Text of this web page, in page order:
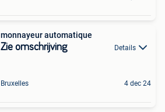
monnayeur automatique
Zie omschrijving Details
Bruxelles 4 dec 24